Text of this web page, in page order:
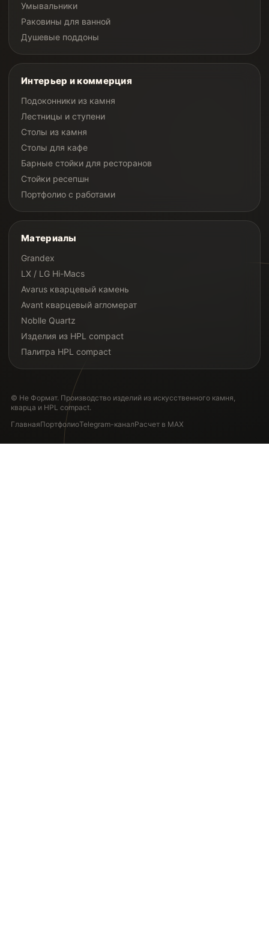
Умывальники
Раковины для ванной
Душевые поддоны
Интерьер и коммерция
Подоконники из камня
Лестницы и ступени
Столы из камня
Столы для кафе
Барные стойки для ресторанов
Стойки ресепшн
Портфолио с работами
Материалы
Grandex
LX / LG Hi-Macs
Avarus кварцевый камень
Avant кварцевый агломерат
Noblle Quartz
Изделия из HPL compact
Палитра HPL compact
© Не Формат. Производство изделий из искусственного камня,
кварца и HPL compact.
ГлавнаяПортфолиоTelegram-каналРасчет в MAX